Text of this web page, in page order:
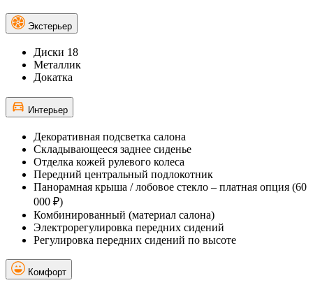
Экстерьер
Диски 18
Металлик
Докатка
Интерьер
Декоративная подсветка салона
Складывающееся заднее сиденье
Отделка кожей рулевого колеса
Передний центральный подлокотник
Панорамная крыша / лобовое стекло – платная опция (60
000 ₽)
Комбинированный (материал салона)
Электрорегулировка передних сидений
Регулировка передних сидений по высоте
Комфорт